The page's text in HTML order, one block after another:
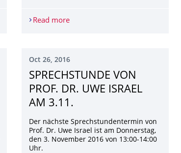
Read moreSPRECH­STUNDE VON PROF.
Oct 26, 2016
SPRECHSTUNDE VON
PROF. DR. UWE ISRAEL
AM 3.11.
Der nächste Sprechstundentermin von
Prof. Dr. Uwe Israel ist am Donnerstag,
den 3. November 2016 von 13:00-14:00
Uhr.